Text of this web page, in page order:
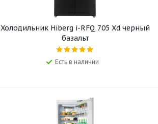
Холодильник Hiberg i-RFQ 705 Xd черный
базальт
Есть в наличии